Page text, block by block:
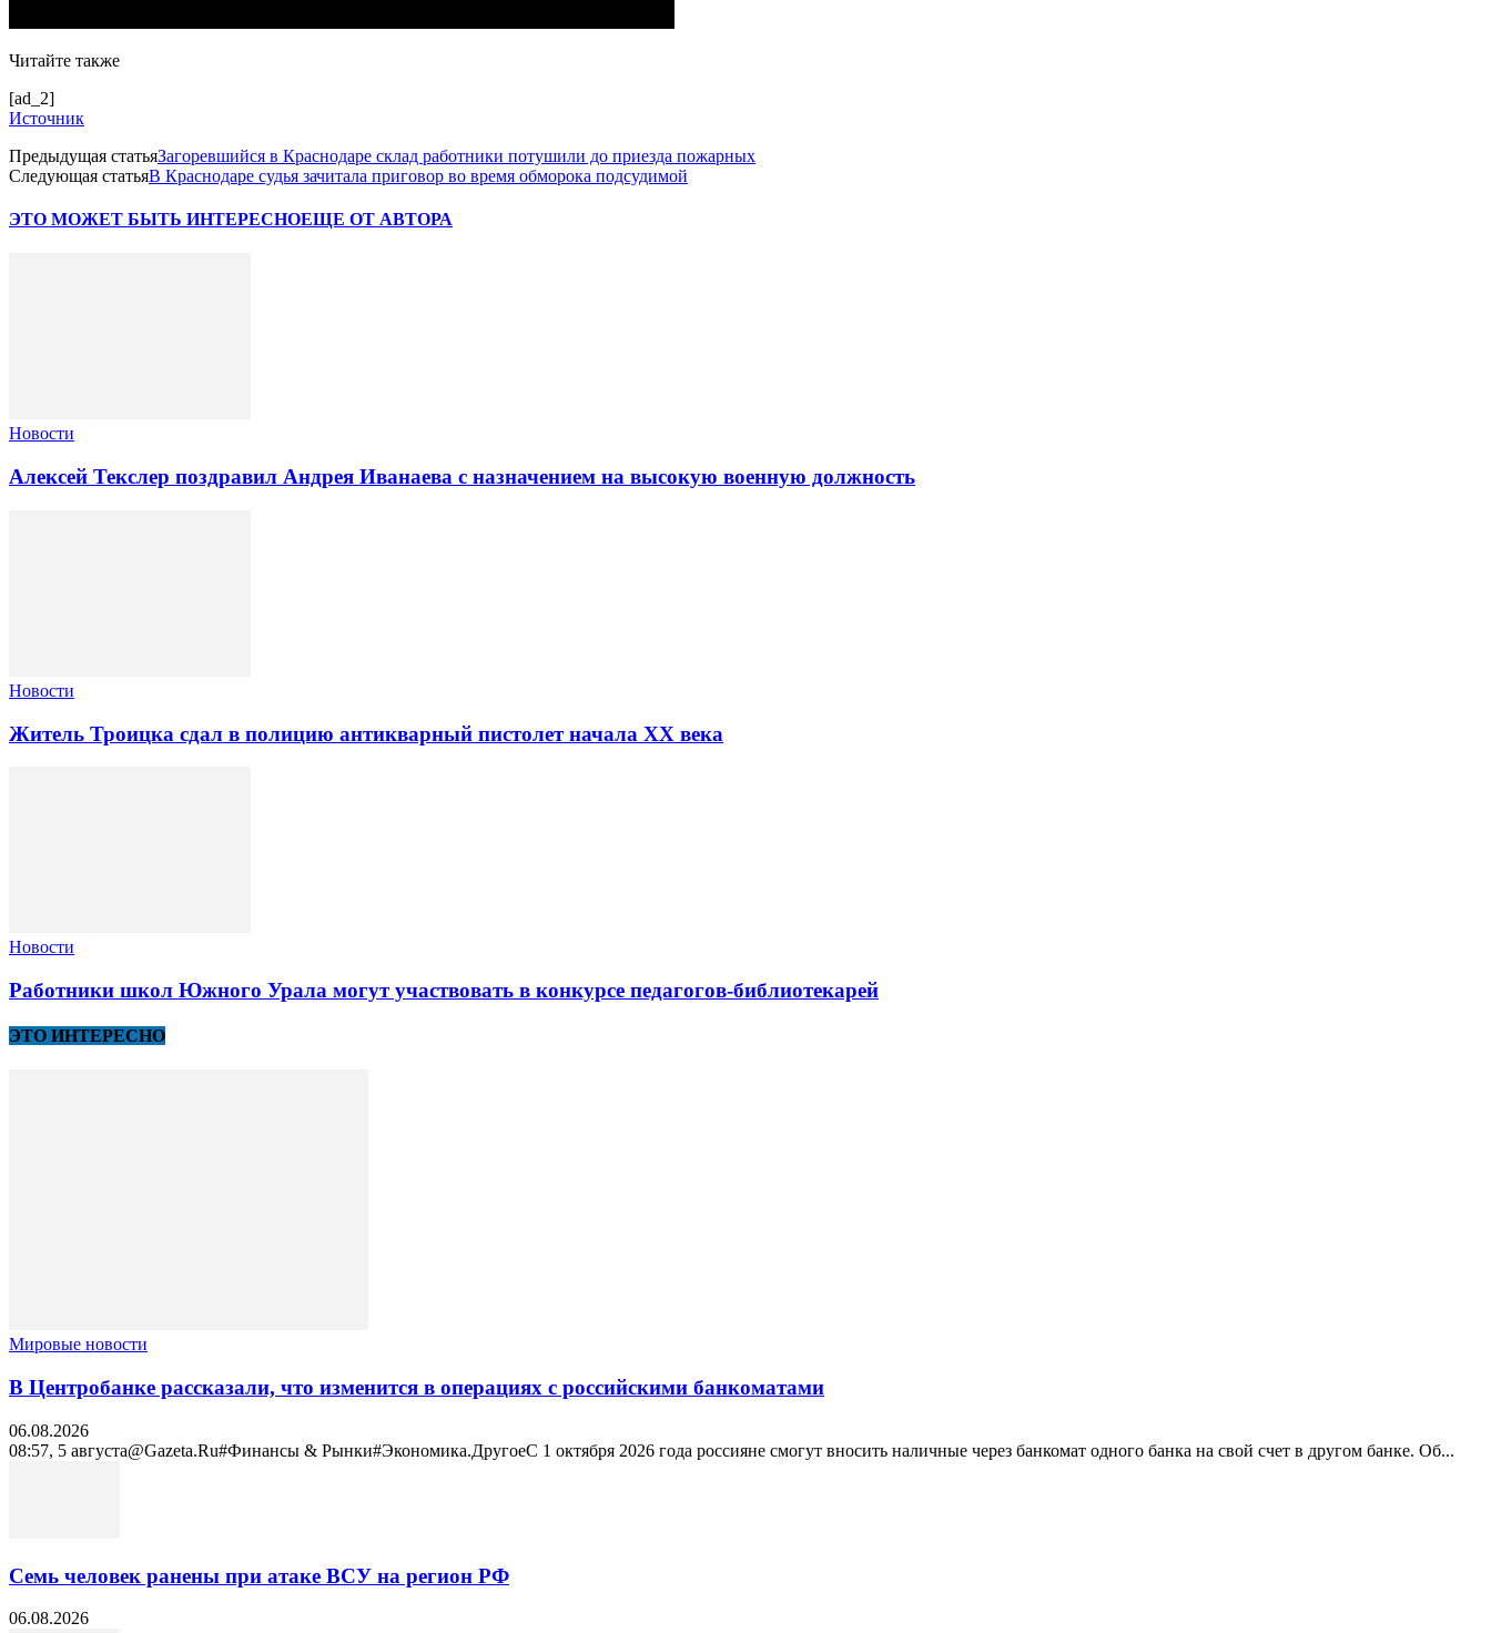
Читайте также
[ad_2]
Источник
Предыдущая статьяЗагоревшийся в Краснодаре склад работники потушили до приезда пожарных
Следующая статьяВ Краснодаре судья зачитала приговор во время обморока подсудимой
ЭТО МОЖЕТ БЫТЬ ИНТЕРЕСНОЕЩЕ ОТ АВТОРА
Новости
Алексей Текслер поздравил Андрея Иванаева с назначением на высокую военную должность
Новости
Житель Троицка сдал в полицию антикварный пистолет начала XX века
Новости
Работники школ Южного Урала могут участвовать в конкурсе педагогов-библиотекарей
ЭТО ИНТЕРЕСНО
Мировые новости
В Центробанке рассказали, что изменится в операциях с российскими банкоматами
06.08.2026
08:57, 5 августа@Gazeta.Ru#Финансы & Рынки#Экономика.ДругоеС 1 октября 2026 года россияне смогут вносить наличные через банкомат одного банка на свой счет в другом банке. Об...
Семь человек ранены при атаке ВСУ на регион РФ
06.08.2026